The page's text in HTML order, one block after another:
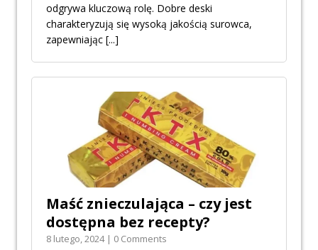
odgrywa kluczową rolę. Dobre deski
charakteryzują się wysoką jakością surowca,
zapewniając [...]
Maść znieczulająca – czy jest
dostępna bez recepty?
8 lutego, 2024 | 0 Comments